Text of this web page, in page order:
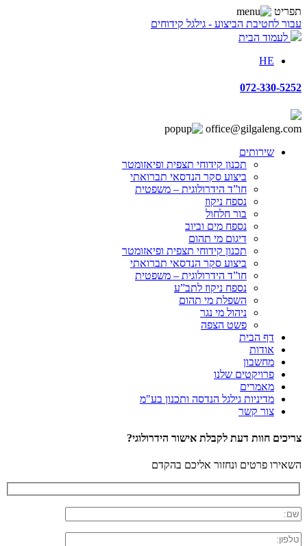
תפריט
עבור לחטיבת הביצוע - גילגל קידוחים
לעמוד הבית
HE
072-330-5252
office@gilgaleng.com
שירותים
תכנון קידוחי תצפית ופיאזומטר
ביצוע סקר הנדסאי תברואתי
חו”ד הידרולוגית – משפטית
נספח ניקוז
בור חלחול
נספח מים וביוב
דיגום מי תהום
תכנון קידוחי תצפית ופיאזומטר
ביצוע סקר הנדסאי תברואתי
חו”ד הידרולוגית – משפטית
נספח ניקוז לתב”ע
השפלת מי תהום
ניהול מי נגר
פשט הצפה
דף הבית
אודות
מחשבון
פרויקטים שלנו
מאמרים
מדיניות גילגל הנדסה ותכנון בע"מ
צור קשר
צריכים חוות דעת לקבלת אישור הידרולוגי?
השאירו פרטים ונחזור אליכם בהקדם